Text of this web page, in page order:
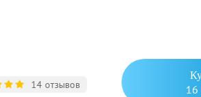
14 отзывов 16